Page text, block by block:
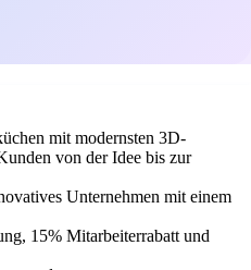
mit modernsten 3D-
von der Idee bis zur
Unternehmen mit einem
15% Mitarbeiterrabatt und